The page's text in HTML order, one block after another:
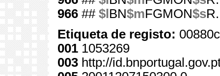
966 ## $l BN$mFGMON$s
Etiqueta de registo:
001 1053269
003 http://